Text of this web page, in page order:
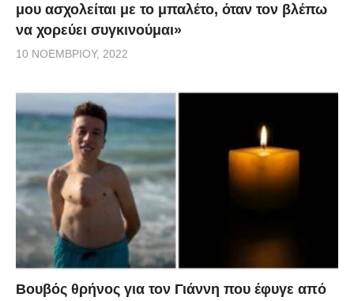
μου ασχολείται με το μπαλέτο, όταν τον βλέπω
να χορεύει συγκινούμαι»
10 ΝΟΕΜΒΡΊΟΥ, 2022
Βουβός θρήνος για τον Γιάννη που έφυγε από